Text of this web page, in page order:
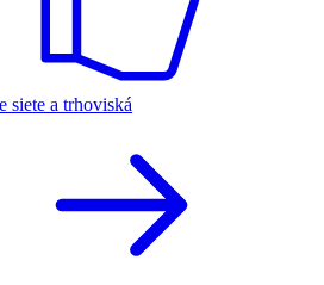
siete a trhoviská